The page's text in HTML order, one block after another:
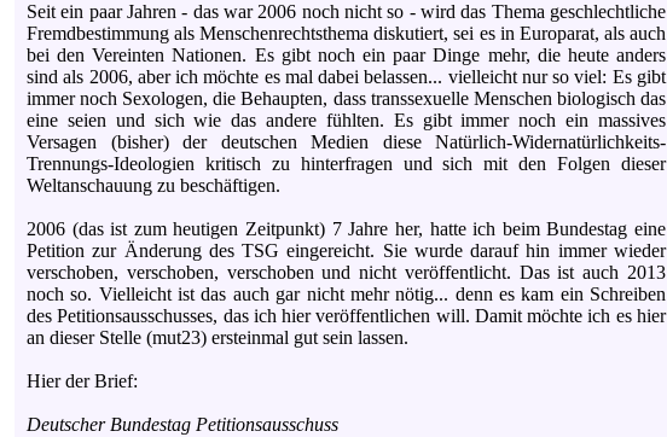
Seit ein paar Jahren - das war 2006 noch nicht so - wird das Thema geschlechtliche
Fremdbestimmung als Menschenrechtsthema diskutiert, sei es in Europarat, als auch
bei den Vereinten Nationen. Es gibt noch ein paar Dinge mehr, die heute anders
sind als 2006, aber ich möchte es mal dabei belassen... vielleicht nur so viel: Es gibt
immer noch Sexologen, die Behaupten, dass transsexuelle Menschen biologisch das
eine seien und sich wie das andere fühlten. Es gibt immer noch ein massives
Versagen (bisher) der deutschen Medien diese Natürlich-Widernatürlichkeits-
Trennungs-Ideologien kritisch zu hinterfragen und sich mit den Folgen dieser
Weltanschauung zu beschäftigen.
2006 (das ist zum heutigen Zeitpunkt) 7 Jahre her, hatte ich beim Bundestag eine
Petition zur Änderung des TSG eingereicht. Sie wurde darauf hin immer wieder
verschoben, verschoben, verschoben und nicht veröffentlicht. Das ist auch 2013
noch so. Vielleicht ist das auch gar nicht mehr nötig... denn es kam ein Schreiben
des Petitionsausschusses, das ich hier veröffentlichen will. Damit möchte ich es hier
an dieser Stelle (mut23) ersteinmal gut sein lassen.
Hier der Brief:
Deutscher Bundestag Petitionsausschuss